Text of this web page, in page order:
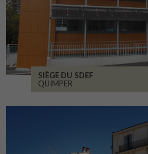
SIÈGE DU SDEF
QUIMPER